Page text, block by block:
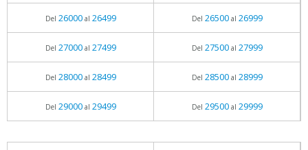
Del 26000al 26499 Del 26500al 26999
Del 27000al 27499 Del 27500al 27999
Del 28000al 28499 Del 28500al 28999
Del 29000al 29499 Del 29500al 29999